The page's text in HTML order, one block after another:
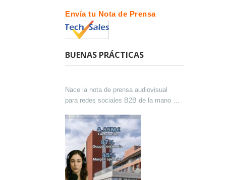
Envía tu Nota de Prensa
BUENAS PRÁCTICAS
Nace la nota de prensa audiovisual
para redes sociales B2B de la mano de